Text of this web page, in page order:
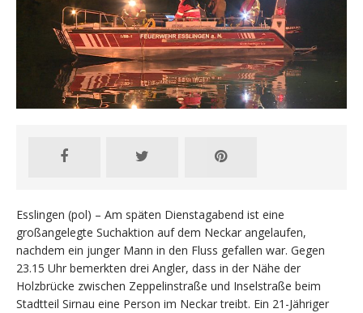
Esslingen (pol) – Am späten Dienstagabend ist eine
großangelegte Suchaktion auf dem Neckar angelaufen,
nachdem ein junger Mann in den Fluss gefallen war. Gegen
23.15 Uhr bemerkten drei Angler, dass in der Nähe der
Holzbrücke zwischen Zeppelinstraße und Inselstraße beim
Stadtteil Sirnau eine Person im Neckar treibt. Ein 21-Jähriger